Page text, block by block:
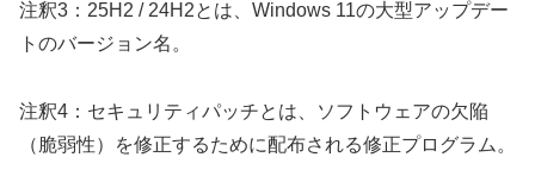
注釈3：25H2 / 24H2とは、Windows 11の大型アップデー
トのバージョン名。
注釈4：セキュリティパッチとは、ソフトウェアの欠陥
（脆弱性）を修正するために配布される修正プログラム。